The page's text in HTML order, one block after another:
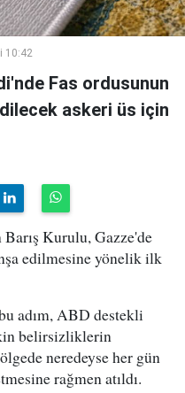
10:42
Fas ordusunun
askeri üs için
Kurulu, Gazze'de
edilmesine yönelik ilk
adım, ABD destekli
belirsizliklerin
neredeyse her gün
rağmen atıldı.